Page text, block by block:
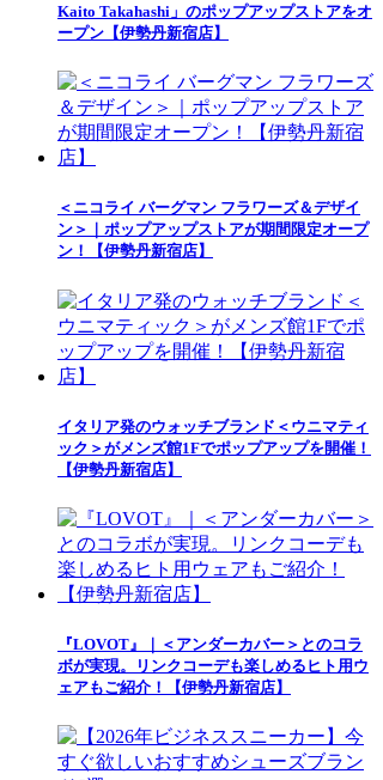
Kaito Takahashi」のポップアップストアをオ
ープン【伊勢丹新宿店】
＜ニコライ バーグマン フラワーズ＆デザイ
ン＞｜ポップアップストアが期間限定オープ
ン！【伊勢丹新宿店】
イタリア発のウォッチブランド＜ウニマティ
ック＞がメンズ館1Fでポップアップを開催！
【伊勢丹新宿店】
『LOVOT』｜＜アンダーカバー＞とのコラ
ボが実現。リンクコーデも楽しめるヒト用ウ
ェアもご紹介！【伊勢丹新宿店】